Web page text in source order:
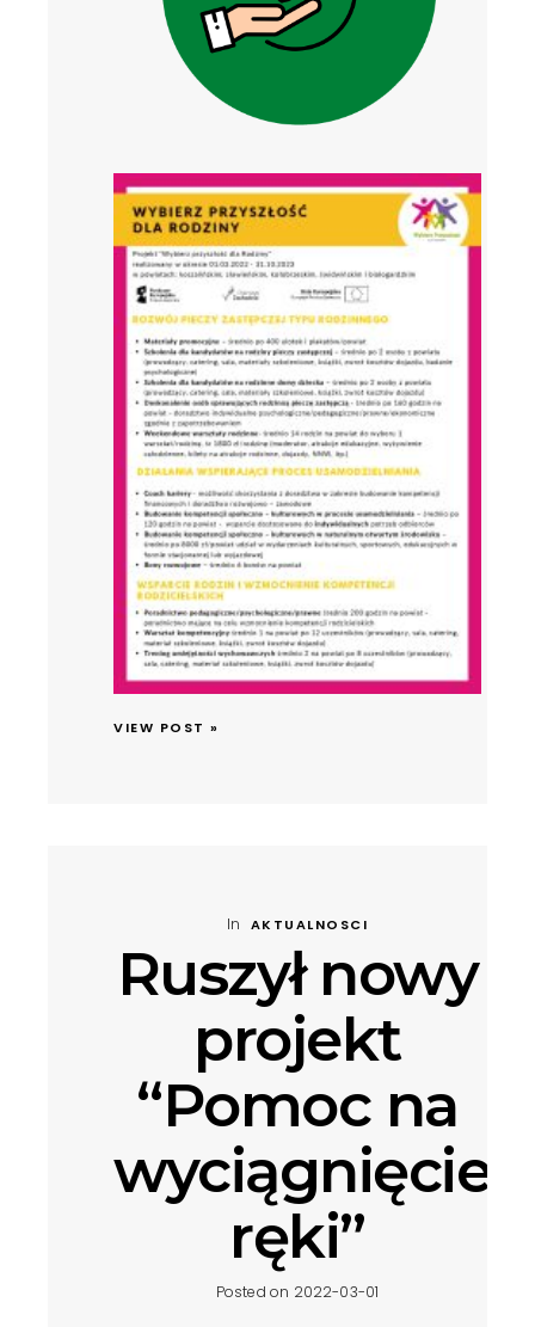
VIEW POST »
In AKTUALNOSCI
Ruszył nowy
projekt
“Pomoc na
wyciągnięcie
ręki”
Posted on 2022-03-01